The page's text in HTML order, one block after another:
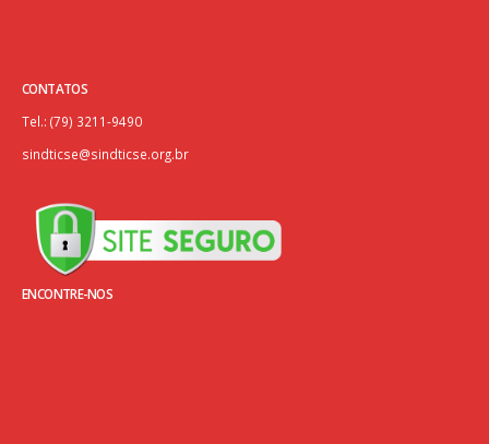
CONTATOS
Tel.: (79) 3211-9490
sindticse@sindticse.org.br
ENCONTRE-NOS